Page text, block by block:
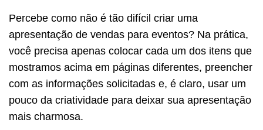
Percebe como não é tão difícil criar uma
apresentação de vendas para eventos? Na prática,
você precisa apenas colocar cada um dos itens que
mostramos acima em páginas diferentes, preencher
com as informações solicitadas e, é claro, usar um
pouco da criatividade para deixar sua apresentação
mais charmosa.